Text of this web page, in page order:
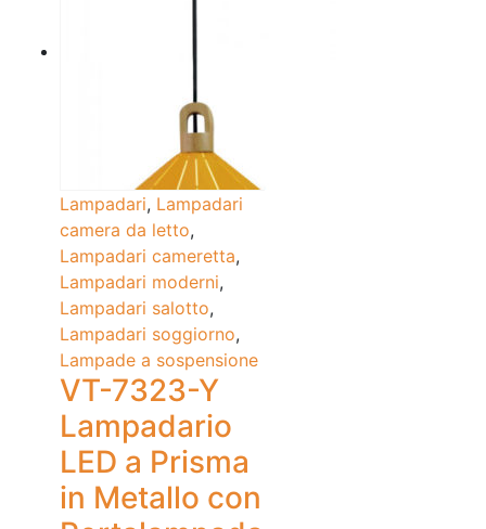
Lampadari, Lampadari
camera da letto,
Lampadari cameretta,
Lampadari moderni,
Lampadari salotto,
Lampadari soggiorno,
Lampade a sospensione
VT-7323-Y
Lampadario
LED a Prisma
in Metallo con